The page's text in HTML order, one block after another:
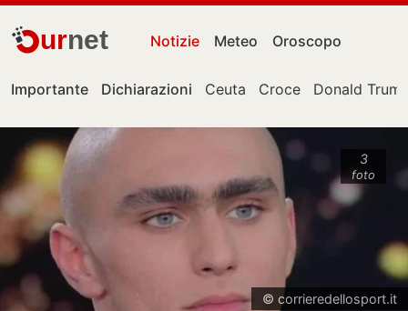
urnet Notizie Meteo Oroscopo
Importante Dichiarazioni Ceuta Croce Donald
3
foto
© corrieredellosport.it